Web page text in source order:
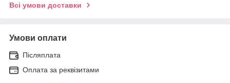
Всі умови доставки
Умови оплати
Післяплата
Оплата за реквізитами